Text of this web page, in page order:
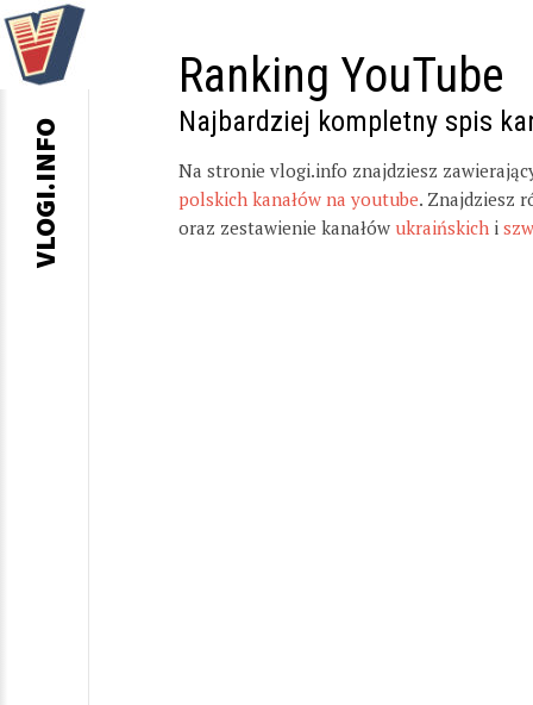
Ranking YouTube
Najbardziej kompletny spis
Na stronie vlogi.info znajdziesz
polskich kanałów na youtube. Znajdziesz
oraz zestawienie kanałów ukraińskich i
VLOGI.INFO